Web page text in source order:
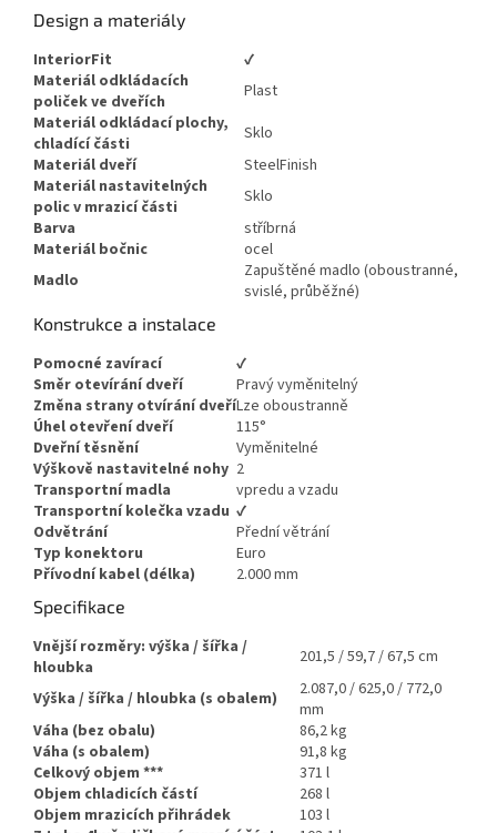
Design a materiály
InteriorFit
✔
Materiál odkládacích
poliček ve dveřích
Plast
Materiál odkládací plochy,
chladící části
Sklo
Materiál dveří
SteelFinish
Materiál nastavitelných
polic v mrazicí části
Sklo
Barva
stříbrná
Materiál bočnic
ocel
Madlo
Zapuštěné madlo (oboustranné,
svislé, průběžné)
Konstrukce a instalace
Pomocné zavírací
✔
Směr otevírání dveří
Pravý vyměnitelný
Změna strany otvírání dveříLze oboustranně
Úhel otevření dveří
115°
Dveřní těsnění
Vyměnitelné
Výškově nastavitelné nohy 2
Transportní madla
vpredu a vzadu
Transportní kolečka vzadu ✔
Odvětrání
Přední větrání
Typ konektoru
Euro
Přívodní kabel (délka)
2.000 mm
Specifikace
Vnější rozměry: výška / šířka /
hloubka
201,5 / 59,7 / 67,5 cm
Výška / šířka / hloubka (s obalem)
2.087,0 / 625,0 / 772,0
mm
Váha (bez obalu)
86,2 kg
Váha (s obalem)
91,8 kg
Celkový objem ***
371 l
Objem chladicích částí
268 l
Objem mrazicích přihrádek
103 l